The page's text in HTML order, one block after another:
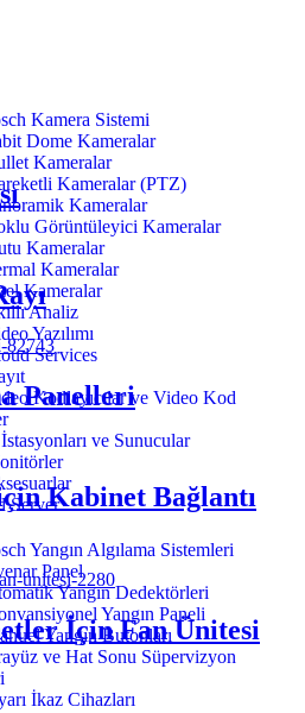
Kamera Sistemi
Dome Kameralar
Kameralar
Kameralar (PTZ)
Kameralar
Görüntüleyici Kameralar
Kameralar
Kameralar
Kameralar
Analiz
Yazılımı
Services
Kodlayıcılar ve Video Kod
ve Sunucular
Server
Yangın Algılama Sistemleri
Panel
Yangın Dedektörleri
Yangın Paneli
Yangın Butonları
ve Hat Sonu Süpervizyon
İkaz Cihazları
Panelleri
Kabinet Bağlantı
İçin Fan Ünitesi